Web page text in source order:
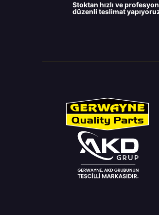
Stoktan hızlı ve
düzenli teslimat